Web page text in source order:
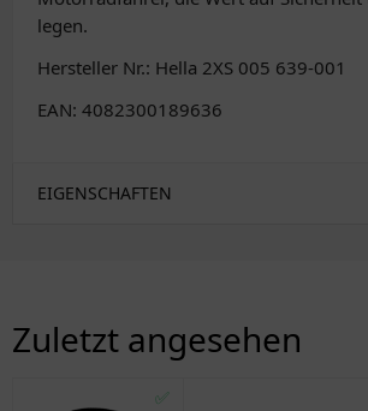
legen.
Hersteller Nr.: Hella 2XS 005 639-001
EAN: 4082300189636
EIGENSCHAFTEN
Zuletzt angesehen
✅